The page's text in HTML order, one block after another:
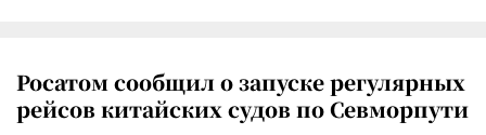
Росатом сообщил о запуске регулярных
рейсов китайских судов по Севморпути